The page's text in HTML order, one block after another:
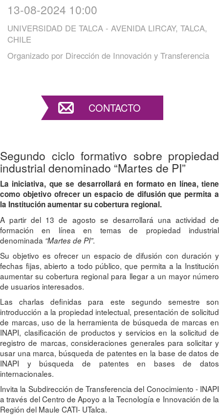
13-08-2024 10:00
UNIVERSIDAD DE TALCA - AVENIDA LIRCAY, TALCA,
CHILE
Organizado por Dirección de Innovación y Transferencia
CONTACTO
Segundo ciclo formativo sobre propiedad
industrial denominado “Martes de PI”
La iniciativa, que se desarrollará en formato en línea, tiene
como objetivo ofrecer un espacio de difusión que permita a
la Institución aumentar su cobertura regional.
A partir del 13 de agosto se desarrollará una actividad de
formación en línea en temas de propiedad industrial
denominada “Martes de PI”.
Su objetivo es ofrecer un espacio de difusión con duración y
fechas fijas, abierto a todo público, que permita a la Institución
aumentar su cobertura regional para llegar a un mayor número
de usuarios interesados.
Las charlas definidas para este segundo semestre son
introducción a la propiedad intelectual, presentación de solicitud
de marcas, uso de la herramienta de búsqueda de marcas en
INAPI, clasificación de productos y servicios en la solicitud de
registro de marcas, consideraciones generales para solicitar y
usar una marca, búsqueda de patentes en la base de datos de
INAPI y búsqueda de patentes en bases de datos
internacionales.
Invita la Subdirección de Transferencia del Conocimiento - INAPI
a través del Centro de Apoyo a la Tecnología e Innovación de la
Región del Maule CATI- UTalca.